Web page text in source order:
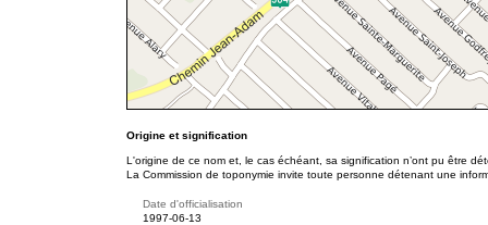
Origine et signification
L'origine de ce nom et, le cas échéant, sa signification n’ont pu être
La Commission de toponymie invite toute personne détenant une
Date d'officialisation
1997-06-13